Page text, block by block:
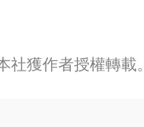
獲作者授權轉載。